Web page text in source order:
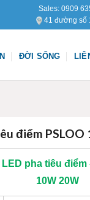
Sales: 0909
41 đường số
ĐỜI SỐNG
điểm PSLOO
pha tiêu điểm
10W 20W